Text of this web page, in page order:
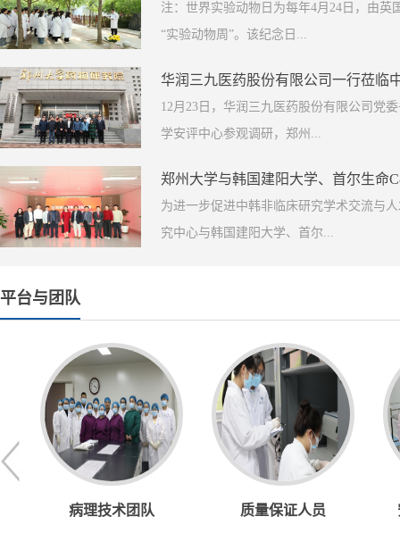
注：世界实验动物日为每年4月24日，‌由英
“实验动物周”。该纪念日...
华润三九医药股份有限公司一行莅临
12月23日，华润三九医药股份有限公司党
学安评中心参观调研，郑州...
郑州大学与韩国建阳大学、首尔生命
为进一步促进中韩非临床研究学术交流与
究中心与韩国建阳大学、首尔...
平台与团队
病理技术团队 质量保证人员